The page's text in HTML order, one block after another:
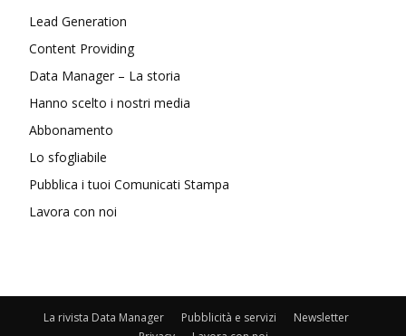
Lead Generation
Content Providing
Data Manager – La storia
Hanno scelto i nostri media
Abbonamento
Lo sfogliabile
Pubblica i tuoi Comunicati Stampa
Lavora con noi
La rivista Data Manager Pubblicità e servizi
Newsletter